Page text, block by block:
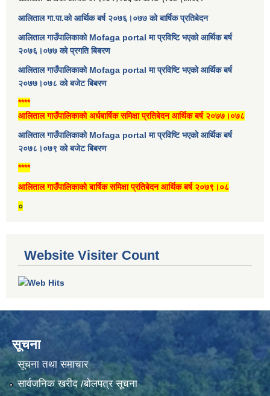
आलिताल गा.पा.को आर्थिक बर्ष २०७६।०७७ को बार्षिक प्रतिबेदन
आलिताल गाउँपालिकाको Mofaga portal मा प्रविष्टि भएको आर्थिक बर्ष
२०७६।०७७ को प्रगति बिबरण
आलिताल गाउँपालिकाको Mofaga portal मा प्रविष्टि भएको आर्थिक बर्ष
२०७७।०७८ को बजेट बिबरण
****
आलिताल गाउँपालिकाको अर्धबार्षिक समिक्षा प्रतिबेदन आर्थिक बर्ष २०७७।०७८
आलिताल गाउँपालिकाको Mofaga portal मा प्रविष्टि भएको आर्थिक बर्ष
२०७८।०७९ को बजेट बिबरण
****
आलिताल गाउँपालिकाको बार्षिक समिक्षा प्रतिबेदन आर्थिक बर्ष २०७९।०८
०
Website Visiter Count
सूचना
सूचना तथा समाचार
सार्वजनिक खरीद /बोलपत्र सूचना